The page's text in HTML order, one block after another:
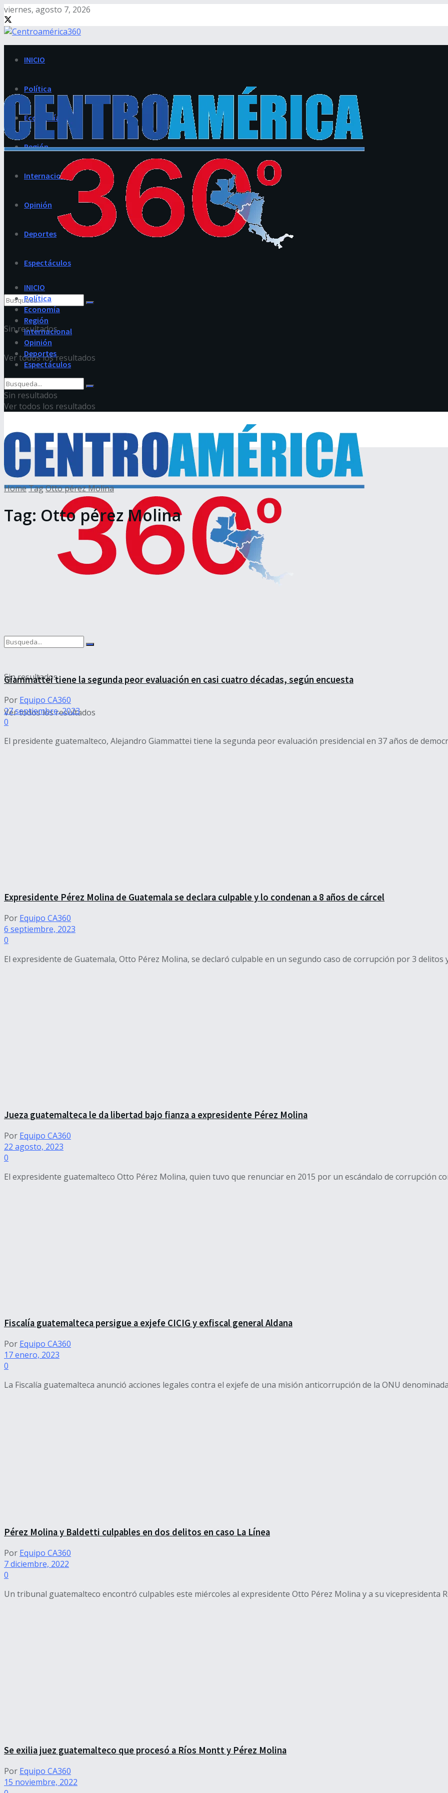
viernes, agosto 7, 2026
INICIO
Política
Economía
Región
Internacional
Opinión
Deportes
Espectáculos
Sin resultados
Ver todos los resultados
INICIO
Política
Economía
Región
Internacional
Opinión
Deportes
Espectáculos
Sin resultados
Ver todos los resultados
Sin resultados
Ver todos los resultados
HomeTagOtto pérez Molina
Tag: Otto pérez Molina
Giammattei tiene la segunda peor evaluación en casi cuatro décadas, según encuesta
Por Equipo CA360
27 septiembre, 2023
0
El presidente guatemalteco, Alejandro Giammattei tiene la segunda peor evaluación presidencial en 37 años de
Expresidente Pérez Molina de Guatemala se declara culpable y lo condenan a 8 años de cárcel
Por Equipo CA360
6 septiembre, 2023
0
El expresidente de Guatemala, Otto Pérez Molina, se declaró culpable en un segundo caso de corrupción por 3 delitos
Jueza guatemalteca le da libertad bajo fianza a expresidente Pérez Molina
Por Equipo CA360
22 agosto, 2023
0
El expresidente guatemalteco Otto Pérez Molina, quien tuvo que renunciar en 2015 por un escándalo de corrupción
Fiscalía guatemalteca persigue a exjefe CICIG y exfiscal general Aldana
Por Equipo CA360
17 enero, 2023
0
La Fiscalía guatemalteca anunció acciones legales contra el exjefe de una misión anticorrupción de la ONU
Pérez Molina y Baldetti culpables en dos delitos en caso La Línea
Por Equipo CA360
7 diciembre, 2022
0
Un tribunal guatemalteco encontró culpables este miércoles al expresidente Otto Pérez Molina y a su vicepresidenta
Se exilia juez guatemalteco que procesó a Ríos Montt y Pérez Molina
Por Equipo CA360
15 noviembre, 2022